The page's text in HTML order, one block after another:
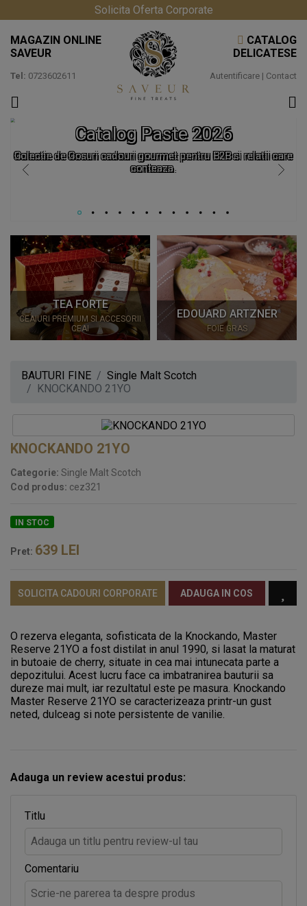
Solicita Oferta Corporate
MAGAZIN ONLINE
SAVEUR
Tel: 0723602611
CATALOG
DELICATESE
Autentificare | Contact
Catalog Paste 2026
Colectie de Cosuri cadouri gourmet pentru B2B si relatii care
conteaza.
TEA FORTE
CEAIURI PREMIUM SI ACCESORII
CEAI
EDOUARD ARTZNER
FOIE GRAS
BAUTURI FINE
Single Malt Scotch
KNOCKANDO 21YO
KNOCKANDO 21YO
Categorie: Single Malt Scotch
Cod produs: cez321
IN STOC
Pret: 639 LEI
SOLICITA CADOURI CORPORATE ADAUGA IN COS
O rezerva eleganta, sofisticata de la Knockando, Master
Reserve 21YO a fost distilat in anul 1990, si lasat la maturat
in butoaie de cherry, situate in cea mai intunecata parte a
depozitului. Acest lucru face ca imbatranirea bauturii sa
dureze mai mult, iar rezultatul este pe masura. Knockando
Master Reserve 21YO se caracterizeaza printr-un gust
neted, dulceag si note persistente de vanilie.
Adauga un review acestui produs:
Titlu
Comentariu